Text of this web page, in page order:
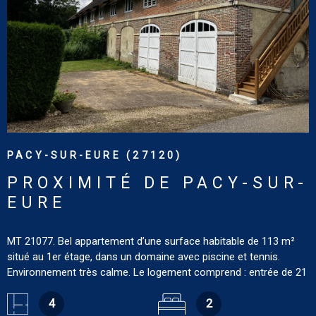
PACY-SUR-EURE (27120)
PROXIMITÉ DE PACY-SUR-
EURE
MT 21077. Bel appartement d’une surface habitable de 113 m²
situé au 1er étage, dans un domaine avec piscine et tennis.
Environnement très calme. Le logement comprend : entrée de 21
placards, cuisine aménagée de 25.02 m² avec espace salle à
4 2
VOIR LE BIEN